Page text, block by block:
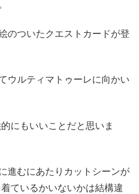
のついたクエストカードが登
ウルティマトゥーレに向かい
にもいいことだと思いま
進むにあたりカットシーンが
ているかいないかは結構違